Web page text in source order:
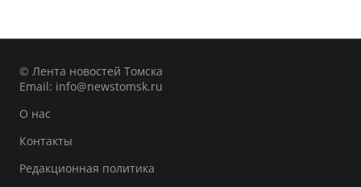
© Лента новостей Томска
Email: info@newstomsk.ru
О нас
Контакты
Редакционная политика